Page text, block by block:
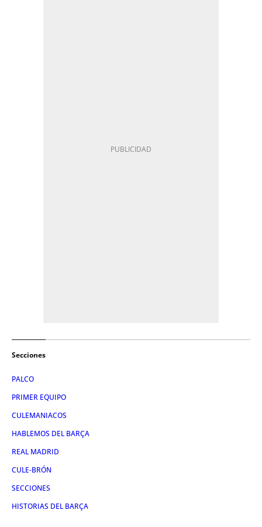
Secciones
PALCO
PRIMER EQUIPO
CULEMANIACOS
HABLEMOS DEL BARÇA
REAL MADRID
CULE-BRÓN
SECCIONES
HISTORIAS DEL BARÇA